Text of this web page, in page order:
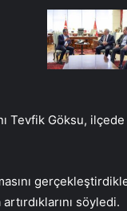
Tevfik Göksu,
söyledi.